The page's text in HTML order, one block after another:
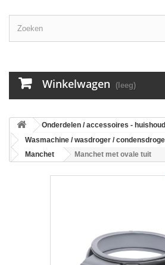
Winkelwagen (leeg)
Onderdelen / accessoires -
Wasmachine / wasdroger /
Manchet
Manchet met ovale tuit